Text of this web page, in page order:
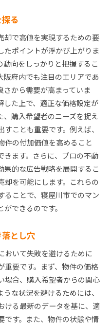
る
却で高値を実現するための要
たポイントが浮かび上がりま
動向をしっかりと把握するこ
阪府内でも注目のエリアであ
さから需要が高まっていま
した上で、適正な価格設定が
、購入希望者のニーズを捉え
ことも重要です。例えば、
件の付加価値を高めること
きます。さらに、プロの不動
果的な広告戦略を展開するこ
却を可能にします。これらの
ることで、寝屋川市でのマン
できるのです。
とし穴
おいて失敗を避けるために
重要です。まず、物件の価格
場合、購入希望者からの関心
な状況を避けるためには、
ける最新のデータを基に、適
です。また、物件の状態や情